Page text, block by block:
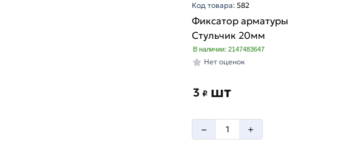
Код товара: 582
Фиксатор арматуры
Стульчик 20мм
В наличии: 2147483647
Нет оценок
3 ₽ шт
– +